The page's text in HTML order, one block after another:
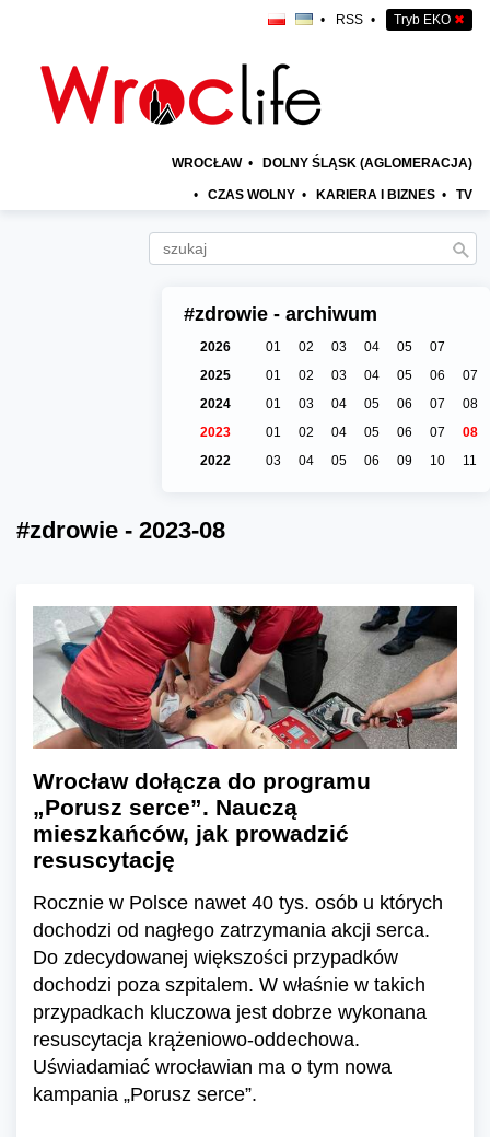
• RSS • Tryb EKO ✖
WROCŁAW • DOLNY ŚLĄSK (AGLOMERACJA)
• CZAS WOLNY • KARIERA I BIZNES • TV
#zdrowie - archiwum
2026 01 02 03 04 05
07
2025
01 02 03 04 05 06
07
2024
01 03 04 05 06 07
08
2023
01 02 04 05 06 07
08
2022
03 04 05 06 09 10 11
#zdrowie - 2023-08
Wrocław dołącza do programu
„Porusz serce”. Nauczą
mieszkańców, jak prowadzić
resuscytację
Rocznie w Polsce nawet 40 tys. osób u których
dochodzi od nagłego zatrzymania akcji serca.
Do zdecydowanej większości przypadków
dochodzi poza szpitalem. W właśnie w takich
przypadkach kluczowa jest dobrze wykonana
resuscytacja krążeniowo-oddechowa.
Uświadamiać wrocławian ma o tym nowa
kampania „Porusz serce”.